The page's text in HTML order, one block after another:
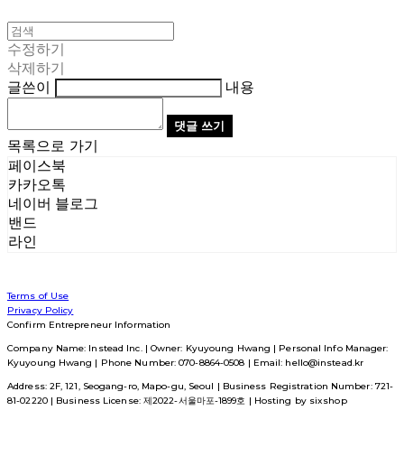
수정하기
삭제하기
글쓴이
내용
댓글 쓰기
목록으로 가기
페이스북
카카오톡
네이버 블로그
밴드
라인
Terms of Use
Privacy Policy
Confirm Entrepreneur Information
Company Name: Instead Inc. | Owner: Kyuyoung Hwang | Personal Info Manager:
Kyuyoung Hwang | Phone Number: 070-8864-0508 | Email: hello@instead.kr
Address: 2F, 121, Seogang-ro, Mapo-gu, Seoul | Business Registration Number: 721-
81-02220| Business License: 제2022-서울마포-1899호 | Hosting by sixshop